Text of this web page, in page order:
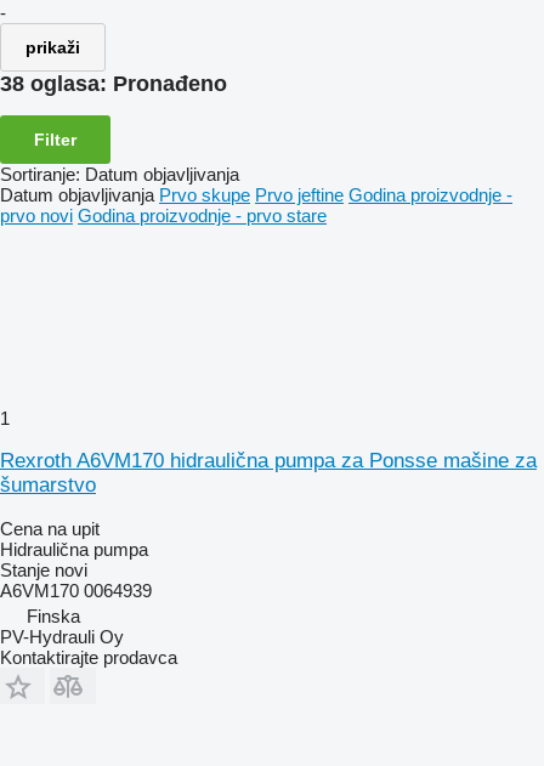
-
prikaži
38 oglasa: Pronađeno
Filter
Sortiranje: Datum objavljivanja
Datum objavljivanja Prvo skupe Prvo jeftine Godina proizvodnje -
prvo novi Godina proizvodnje - prvo stare
1
Rexroth A6VM170 hidraulična pumpa za Ponsse mašine za
šumarstvo
Cena na upit
Hidraulična pumpa
Stanje novi
A6VM170 0064939
Finska
PV-Hydrauli Oy
Kontaktirajte prodavca